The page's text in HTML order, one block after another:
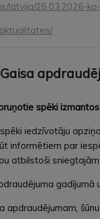
latvija/26.03.2026-
Gaisa
spēki
iedzīvotāju
informētiem par
atbilstoši sniegtajām